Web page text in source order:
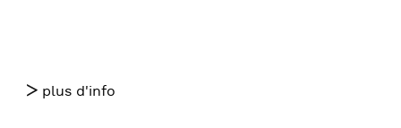
plus d'info